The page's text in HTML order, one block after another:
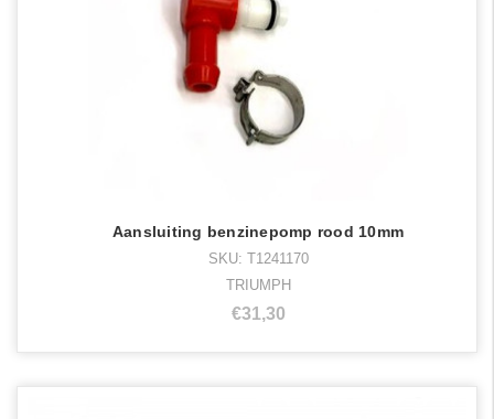
Aansluiting benzinepomp rood 10mm
SKU: T1241170
TRIUMPH
€31,30